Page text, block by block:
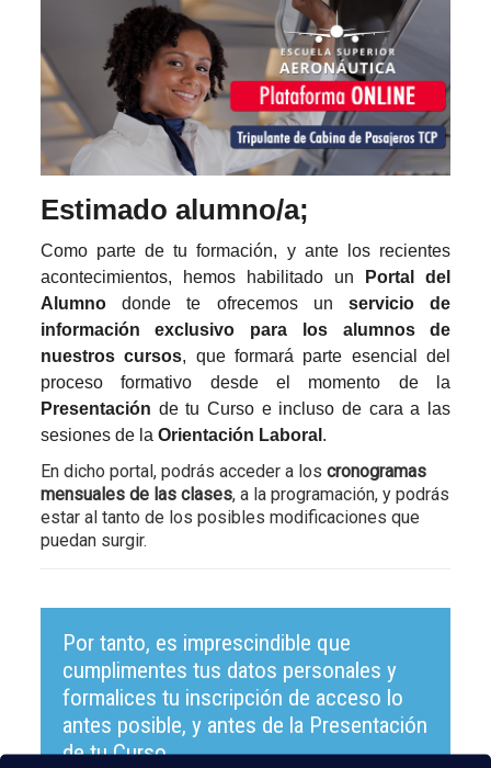
Estimado alumno/a;
Como parte de tu formación, y ante los recientes
acontecimientos, hemos habilitado un
Portal del
Alumnodonde te ofrecemos un servicio de
información exclusivo para los alumnos de
nuestros cursos, que formará parte esencial del
proceso formativo desde el momento de la
Presentación de tu Curso e incluso de cara a las
sesiones de la Orientación Laboral .
En dicho portal, podrás acceder a los cronogramas
mensuales de las clases, a la programación, y podrás
estar al tanto de los posibles modificaciones que
puedan surgir.
Por tanto, es imprescindible que
cumplimentes tus datos personales y
formalices tu inscripción de acceso lo
antes posible, y antes de la Presentación
de tu Curso.